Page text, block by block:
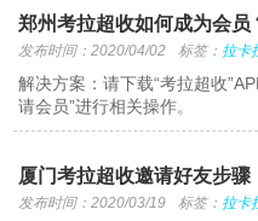
郑州考拉超收如何成为会员
发布时间：2020/04/02 标签： 拉卡
解决方案：请下载“考拉超收
请会员”进行相关操作。
厦门考拉超收邀请好友步骤
发布时间：2020/03/19 标签： 拉卡